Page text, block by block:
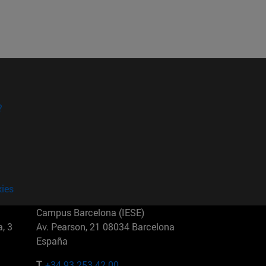
3
Campus Barcelona (IESE)
Av. Pearson, 21 08034 Barcelona
España